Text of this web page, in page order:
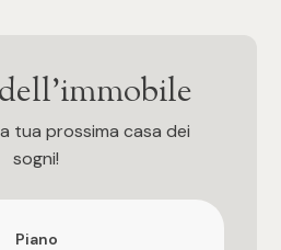
tua prossima casa dei
sogni!
Piano